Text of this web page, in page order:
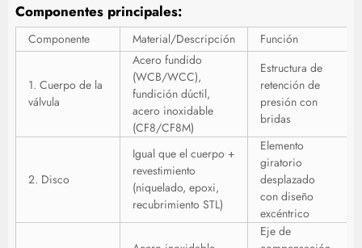
Componentes principales:
Componente Material/Descripción Función
1. Cuerpo de la
válvula
Acero fundido
(WCB/WCC),
fundición dúctil,
acero inoxidable
(CF8/CF8M)
Estructura de
retención de
presión con
bridas
2. Disco
Igual que el cuerpo +
revestimiento
(niquelado, epoxi,
recubrimiento STL)
Elemento
giratorio
desplazado
con diseño
excéntrico
Eje de